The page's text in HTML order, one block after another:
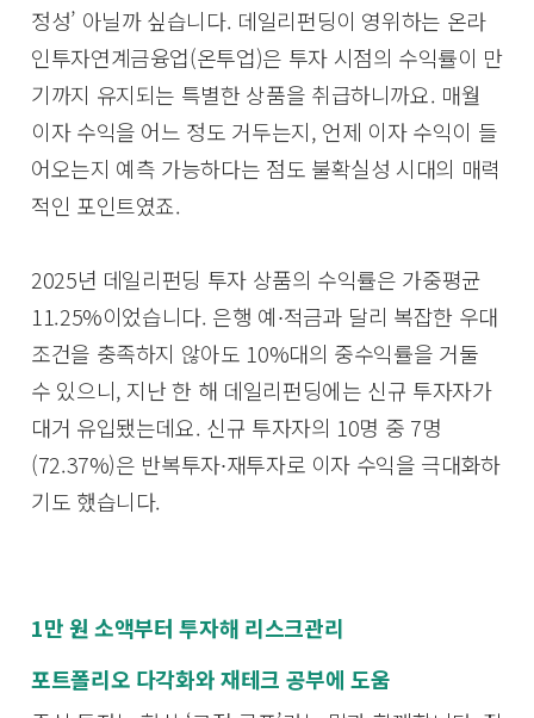
정성’ 아닐까 싶습니다. 데일리펀딩이 영위하는 온라
인투자연계금융업(온투업)은 투자 시점의 수익률이 만
기까지 유지되는 특별한 상품을 취급하니까요. 매월
이자 수익을 어느 정도 거두는지, 언제 이자 수익이 들
어오는지 예측 가능하다는 점도 불확실성 시대의 매력
적인 포인트였죠.
2025년 데일리펀딩 투자 상품의 수익률은 가중평균
11.25%이었습니다. 은행 예∙적금과 달리 복잡한 우대
조건을 충족하지 않아도 10%대의 중수익률을 거둘
수 있으니, 지난 한 해 데일리펀딩에는 신규 투자자가
대거 유입됐는데요. 신규 투자자의 10명 중 7명
(72.37%)은 반복투자∙재투자로 이자 수익을 극대화하
기도 했습니다.
1만 원 소액부터 투자해 리스크관리
포트폴리오 다각화와 재테크 공부에 도움